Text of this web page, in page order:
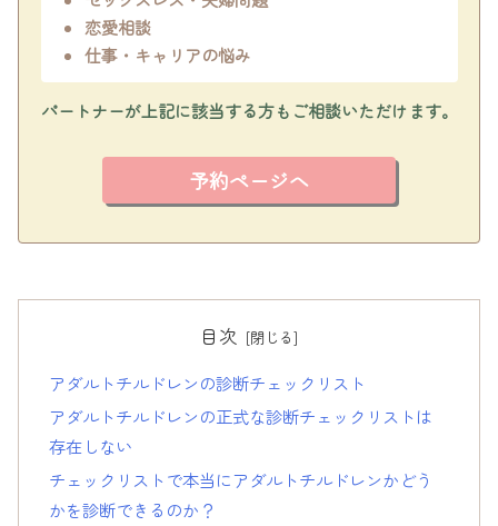
恋愛相談
仕事・キャリアの悩み
パートナーが上記に該当する方もご相談いただけます。
予約ページへ
目次
アダルトチルドレンの診断チェックリスト
アダルトチルドレンの正式な診断チェックリストは
存在しない
チェックリストで本当にアダルトチルドレンかどう
かを診断できるのか？